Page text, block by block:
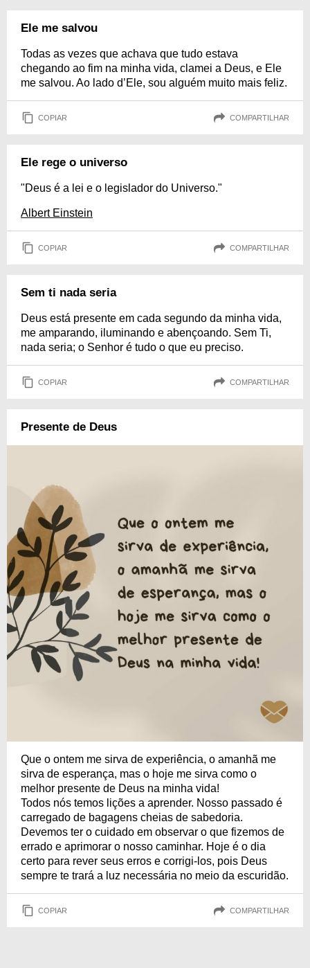
Ele me salvou
Todas as vezes que achava que tudo estava
chegando ao fim na minha vida, clamei a Deus, e Ele
me salvou. Ao lado d’Ele, sou alguém muito mais feliz.
COPIAR COMPARTILHAR
Ele rege o universo
"Deus é a lei e o legislador do Universo."
Albert Einstein
COPIAR COMPARTILHAR
Sem ti nada seria
Deus está presente em cada segundo da minha vida,
me amparando, iluminando e abençoando. Sem Ti,
nada seria; o Senhor é tudo o que eu preciso.
COPIAR COMPARTILHAR
Presente de Deus
Que o ontem me sirva de experiência, o amanhã me
sirva de esperança, mas o hoje me sirva como o
melhor presente de Deus na minha vida!
Todos nós temos lições a aprender. Nosso passado é
carregado de bagagens cheias de sabedoria.
Devemos ter o cuidado em observar o que fizemos de
errado e aprimorar o nosso caminhar. Hoje é o dia
certo para rever seus erros e corrigi-los, pois Deus
sempre te trará a luz necessária no meio da escuridão.
COPIAR COMPARTILHAR